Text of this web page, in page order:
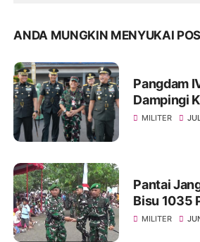
ANDA MUNGKIN MENYUKAI
Pangdam
Dampingi
Taruna
MILITER
Pantai
Bisu 1035
Ikuti
MILITER